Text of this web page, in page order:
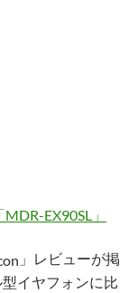
EX90SL」
」レビューが掲
イヤフォンに比